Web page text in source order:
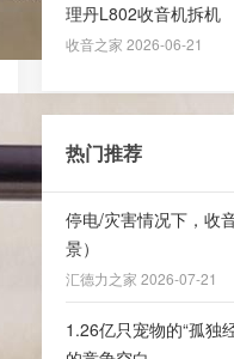
理丹L802收音机拆机
收音之家 2026-06-21
热门推荐
停电/灾害情况下，收
景）
汇德力之家 2026-07-21
1.26亿只宠物的“孤独